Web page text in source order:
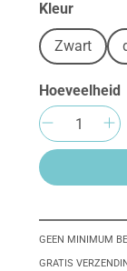
Selecteer
Kleur
Zwart
Hoeveelheid
GEEN MINIMUM
GRATIS